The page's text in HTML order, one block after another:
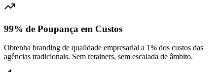
99% de Poupança em Custos
Obtenha branding de qualidade empresarial a 1% dos custos das
agências tradicionais. Sem retainers, sem escalada de âmbito.